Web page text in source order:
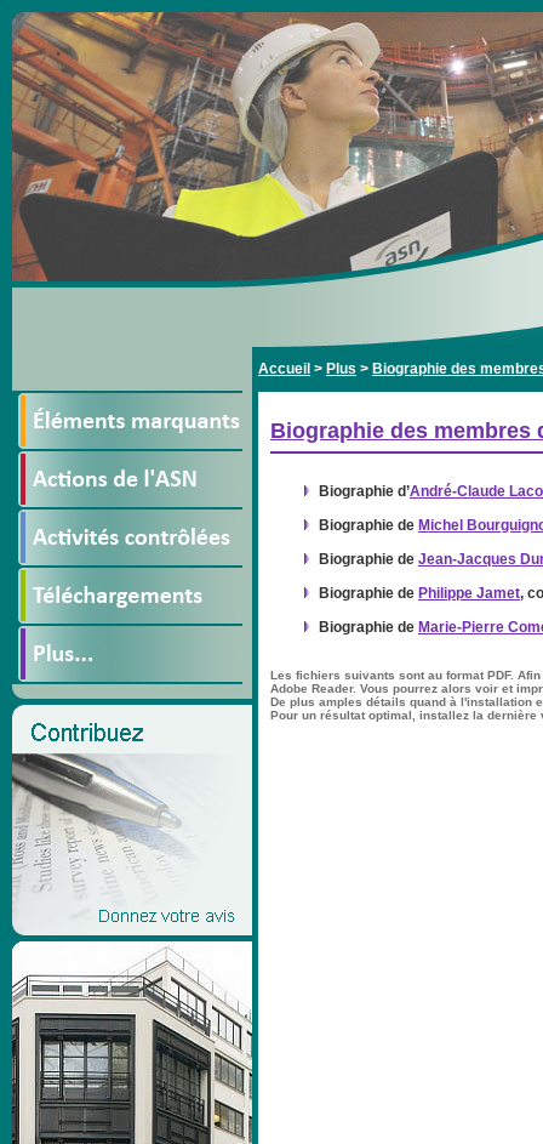
Accueil > Plus > Biographie des
Biographie des membres
Biographie d’André-Claude
Biographie de Michel
Biographie de Jean-Jacques
Biographie de Philippe Jamet,
Biographie de Marie-Pierre
Les fichiers suivants sont au format PDF.
Adobe Reader. Vous pourrez alors voir et
De plus amples détails quand à
Pour un résultat optimal, installez la dernière